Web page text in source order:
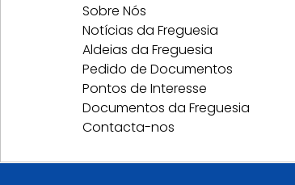
Sobre Nós
Notícias da Freguesia
Aldeias da Freguesia
Pedido de Documentos
Pontos de Interesse
Documentos da Freguesia
Contacta-nos